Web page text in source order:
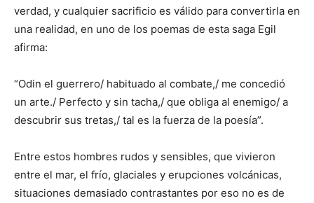
verdad, y cualquier sacrificio es válido para convertirla en
una realidad, en uno de los poemas de esta saga Egil
afirma:
“Odin el guerrero/ habituado al combate,/ me concedió
un arte./ Perfecto y sin tacha,/ que obliga al enemigo/ a
descubrir sus tretas,/ tal es la fuerza de la poesía”.
Entre estos hombres rudos y sensibles, que vivieron
entre el mar, el frío, glaciales y erupciones volcánicas,
situaciones demasiado contrastantes por eso no es de